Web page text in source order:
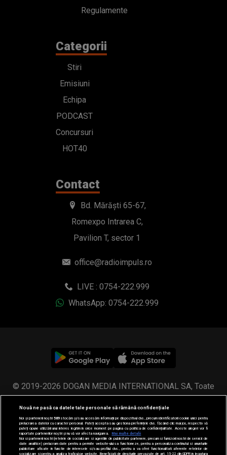
Regulamente
Categorii
Stiri
Emisiuni
Echipa
PODCAST
Concursuri
HOT40
Contact
Bd. Mărăști 65-67,
Romexpo Intrarea C,
Pavilion T, sector 1
office@radioimpuls.ro
LIVE : 0754-222.999
WhatsApp: 0754-222.999
© 2019-2026 DOGAN MEDIA INTERNATIONAL SA, Toate
drepturile rezervate.
Nouă ne pasă ca datele tale personale să rămână confidențiale
Noi și partenerii noștri589stocăm și/sau accesăm informații pe dispozitivul dvs., precum identificatorii cookie unici pentru
prelucrarea datelor cu caracter personal. Puteți accepta sau gestiona preferințele dvs. făcând clic mai jos, respectiv vă
puteți opune utilizării unui interes legitim în orice moment pe pagina cu politica de confidențialitate. Aceste alegeri vor fi
raportate partenerilor noștri și nu vă vor afecta navigarea.
Mai multe detalii
Noi si partenerii nostri (retelele de socializare si agentiile de publicitate partenere, precum si furnizorii nostri de servicii de
date analitice) prelucram date pentru a permite website-ului sa functioneze, pentru a personaliza continutul si anunturile
publicitare afisate in functie de interesele si/sau profilul dvs., pentru a va oferi functionalitati aferente retelelor de
socializare si pentru a analiza traficul pe website. Beneficiati de drepturile prevazute de art. 15-22 din GDPR in legatura